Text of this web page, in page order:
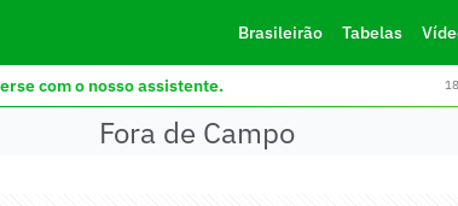
Brasileirão Tabelas
com o nosso assistente.
Fora de Campo